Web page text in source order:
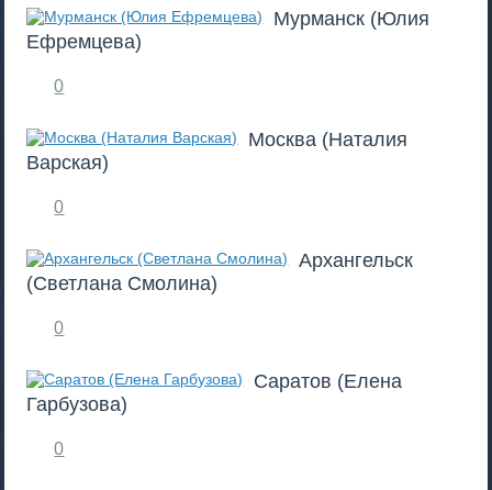
Мурманск (Юлия
Ефремцева)
0
Москва (Наталия
Варская)
0
Архангельск
(Светлана Смолина)
0
Саратов (Елена
Гарбузова)
0